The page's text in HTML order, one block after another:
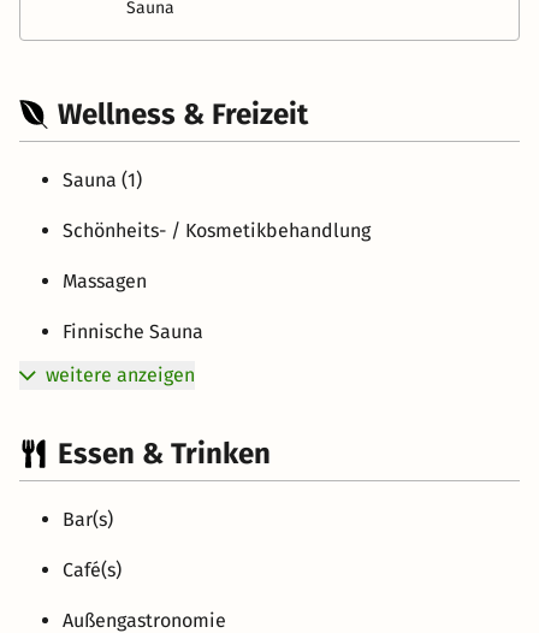
Sauna
Wellness & Freizeit
Sauna (1)
Schönheits- / Kosmetikbehandlung
Massagen
Finnische Sauna
weitere anzeigen
Essen & Trinken
Bar(s)
Café(s)
Außengastronomie